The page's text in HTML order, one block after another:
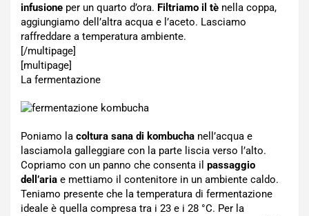
infusione per un quarto d’ora. Filtriamo il tè nella coppa,
aggiungiamo dell’altra acqua e l’aceto. Lasciamo
raffreddare a temperatura ambiente.
[/multipage]
[multipage]
La fermentazione
Poniamo la coltura sana di kombucha nell’acqua e
lasciamola galleggiare con la parte liscia verso l’alto.
Copriamo con un panno che consenta il passaggio
dell’aria e mettiamo il contenitore in un ambiente caldo.
Teniamo presente che la temperatura di fermentazione
ideale è quella compresa tra i 23 e i 28 °C. Per la